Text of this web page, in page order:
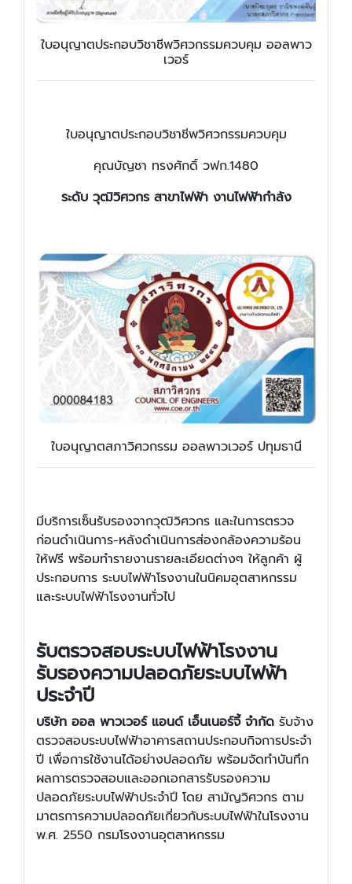
ใบอนุญาตประกอบวิชาชีพวิศวกรรมควบคุม ออลพาว
เวอร์
ใบอนุญาตประกอบวิชาชีพวิศวกรรมควบคุม
คุณบัญชา ทรงศักดิ์ วฟก.1480
ระดับ วุฒิวิศวกร สาขาไฟฟ้า งานไฟฟ้ากำลัง
ใบอนุญาตสภาวิศวกรรม ออลพาวเวอร์ ปทุมธานี
มีบริการเซ็นรับรองจากวุฒิวิศวกร และในการตรวจ
ก่อนดำเนินการ-หลังดำเนินการส่องกล้องความร้อน
ให้ฟรี พร้อมทำรายงานรายละเอียดต่างๆ ให้ลูกค้า ผู้
ประกอบการ ระบบไฟฟ้าโรงงานในนิคมอุตสาหกรรม
และระบบไฟฟ้าโรงงานทั่วไป
รับตรวจสอบระบบไฟฟ้าโรงงาน
รับรองความปลอดภัยระบบไฟฟ้า
ประจำปี
บริษัท ออล พาวเวอร์ แอนด์ เอ็นเนอร์จี้ จำกัด รับจ้าง
ตรวจสอบระบบไฟฟ้าอาคารสถานประกอบกิจการประจำ
ปี เพื่อการใช้งานได้อย่างปลอดภัย พร้อมจัดทําบันทึก
ผลการตรวจสอบและออกเอกสารรับรองความ
ปลอดภัยระบบไฟฟ้าประจำปี โดย สามัญวิศวกร ตาม
มาตรการความปลอดภัยเกี่ยวกับระบบไฟฟ้าในโรงงาน
พ.ศ. 2550 กรมโรงงานอุตสาหกรรม